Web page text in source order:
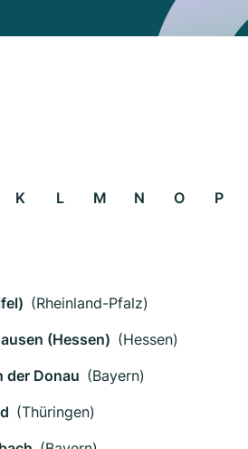
K L M N O P
(Rheinland-Pfalz)
(Hessen) (Hessen)
der Donau (Bayern)
(Thüringen)